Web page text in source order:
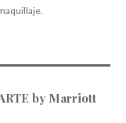
by Marriott